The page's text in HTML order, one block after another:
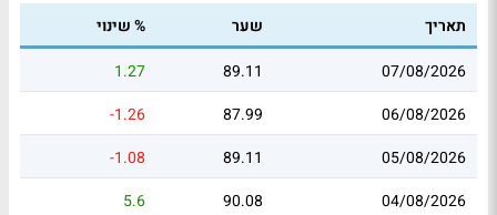
תאריך שער
% שינוי
07/08/2026
89.11
1.27
06/08/2026
87.99
-1.26
05/08/2026
89.11
-1.08
04/08/2026
90.08
5.6